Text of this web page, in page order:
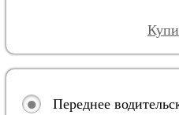
Переднее